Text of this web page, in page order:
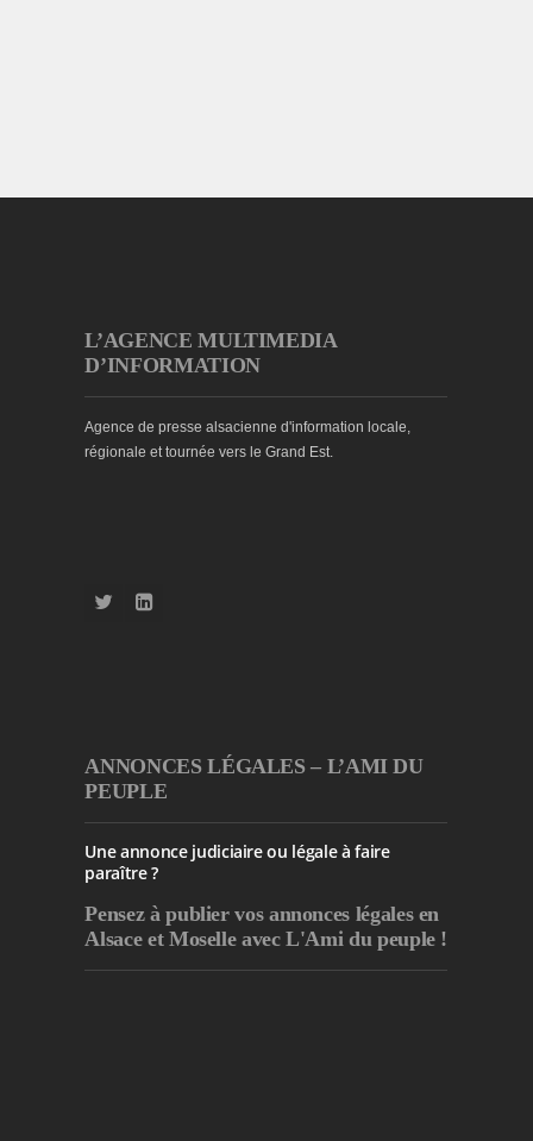
L’AGENCE MULTIMEDIA
D’INFORMATION
Agence de presse alsacienne d'information locale,
régionale et tournée vers le Grand Est.
ANNONCES LÉGALES – L’AMI DU
PEUPLE
Une annonce judiciaire ou légale à faire
paraître ?
Pensez à publiervos annonces légales en
Alsace et Moselle avec L'Ami du peuple !